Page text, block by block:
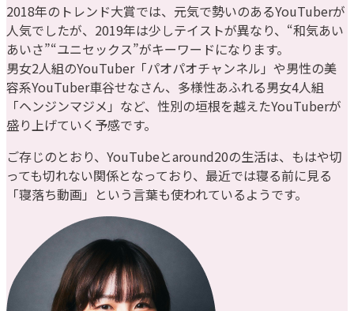
2018年のトレンド大賞では、元気で勢いのあるYouTuberが
人気でしたが、2019年は少しテイストが異なり、“和気あい
あいさ”“ユニセックス”がキーワードになります。
男女2人組のYouTuber「パオパオチャンネル」や男性の美
容系YouTuber車谷せなさん、多様性あふれる男女4人組
「ヘンジンマジメ」など、性別の垣根を越えたYouTuberが
盛り上げていく予感です。
ご存じのとおり、YouTubeとaround20の生活は、もはや切
っても切れない関係となっており、最近では寝る前に見る
「寝落ち動画」という言葉も使われているようです。